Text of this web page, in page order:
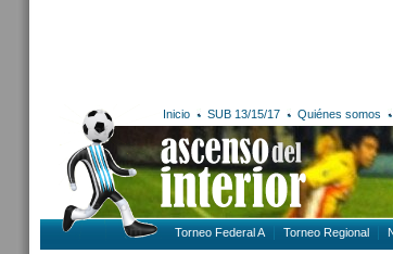
Inicio SUB 13/15/17 Quiénes somos
Torneo Federal A Torneo Regional